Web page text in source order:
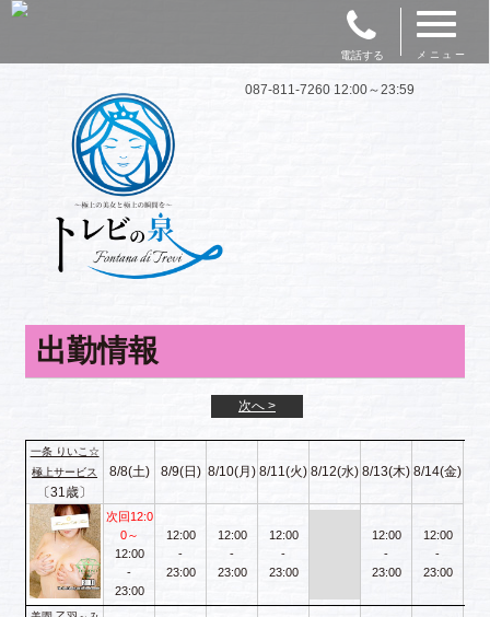
電話する メニュー
087-811-7260 12:00～23:59
出勤情報
次へ >
一条 りいこ☆
極上サービス
〔31歳〕
8/8(土) 8/9(日) 8/10(月) 8/11(火) 8/12(水) 8/13(木) 8/14(金)
次回12:0
0～
12:00
-
23:00
12:00
-
23:00
12:00
-
23:00
12:00
-
23:00
12:00
-
23:00
12:00
-
23:00